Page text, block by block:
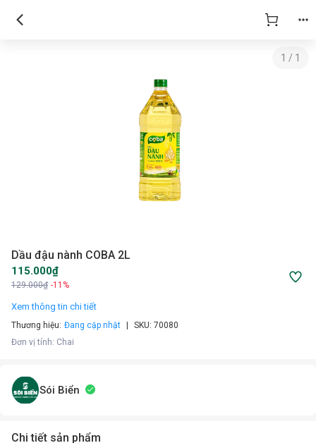
1 / 1
Dầu đậu nành COBA 2L
115.000₫
129.000₫ -11%
Xem thông tin chi tiết
Thương hiệu: Đang cập nhật SKU: 70080
Đơn vị tính: Chai
Sói Biển
Chi tiết sản phẩm